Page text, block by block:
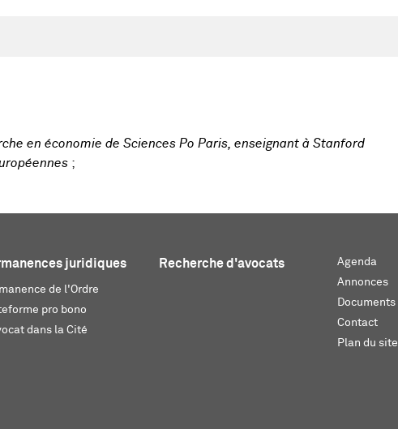
en économie de Sciences Po Paris, enseignant à Stanford
;
juridiques
de l'Ordre
pro bono
dans la Cité
Recherche d'avocats
Agenda
Annonces
Documents
Contact
Plan du site